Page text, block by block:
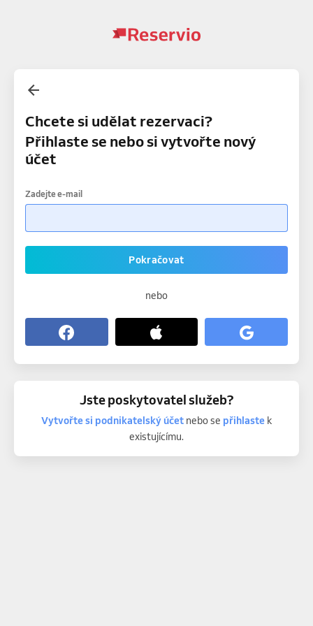
Chcete si udělat rezervaci?
Přihlaste se nebo si vytvořte nový
účet
Zadejte e-mail
Pokračovat
nebo
Jste poskytovatel služeb?
Vytvořte si podnikatelský účetnebo se přihlastek
existujícímu.